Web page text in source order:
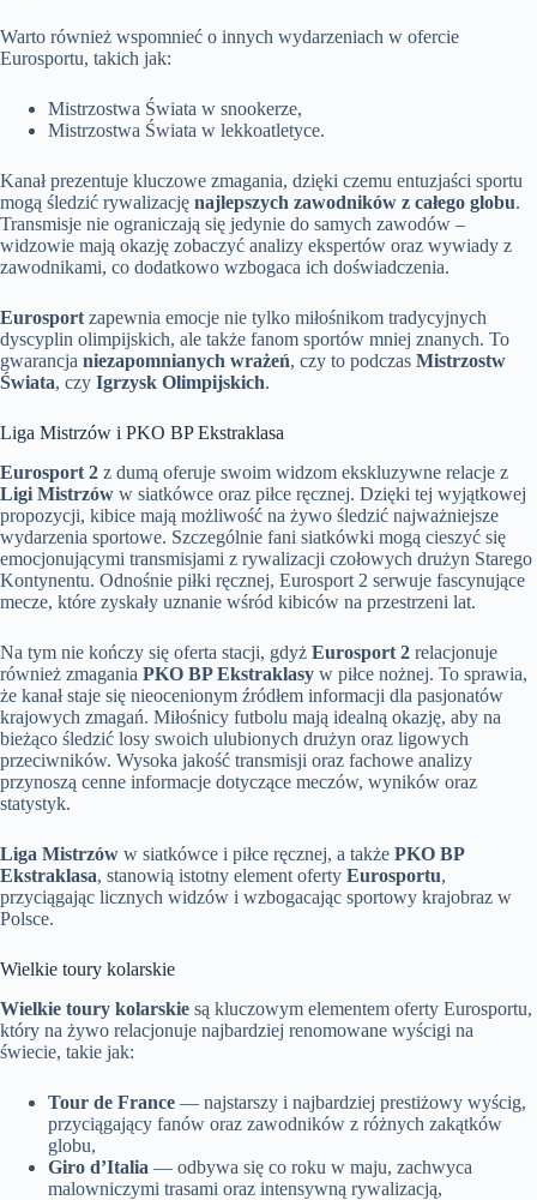
Warto również wspomnieć o innych wydarzeniach w ofercie
Eurosportu, takich jak:
Mistrzostwa Świata w snookerze,
Mistrzostwa Świata w lekkoatletyce.
Kanał prezentuje kluczowe zmagania, dzięki czemu entuzjaści sportu
mogą śledzić rywalizację najlepszych zawodników z całego globu.
Transmisje nie ograniczają się jedynie do samych zawodów –
widzowie mają okazję zobaczyć analizy ekspertów oraz wywiady z
zawodnikami, co dodatkowo wzbogaca ich doświadczenia.
Eurosport zapewnia emocje nie tylko miłośnikom tradycyjnych
dyscyplin olimpijskich, ale także fanom sportów mniej znanych. To
gwarancja niezapomnianych wrażeń, czy to podczas Mistrzostw
Świata, czy Igrzysk Olimpijskich.
Liga Mistrzów i PKO BP Ekstraklasa
Eurosport 2 z dumą oferuje swoim widzom ekskluzywne relacje z
Ligi Mistrzów w siatkówce oraz piłce ręcznej. Dzięki tej wyjątkowej
propozycji, kibice mają możliwość na żywo śledzić najważniejsze
wydarzenia sportowe. Szczególnie fani siatkówki mogą cieszyć się
emocjonującymi transmisjami z rywalizacji czołowych drużyn Starego
Kontynentu. Odnośnie piłki ręcznej, Eurosport 2 serwuje fascynujące
mecze, które zyskały uznanie wśród kibiców na przestrzeni lat.
Na tym nie kończy się oferta stacji, gdyż Eurosport 2 relacjonuje
również zmagania PKO BP Ekstraklasy w piłce nożnej. To sprawia,
że kanał staje się nieocenionym źródłem informacji dla pasjonatów
krajowych zmagań. Miłośnicy futbolu mają idealną okazję, aby na
bieżąco śledzić losy swoich ulubionych drużyn oraz ligowych
przeciwników. Wysoka jakość transmisji oraz fachowe analizy
przynoszą cenne informacje dotyczące meczów, wyników oraz
statystyk.
Liga Mistrzów w siatkówce i piłce ręcznej, a także PKO BP
Ekstraklasa, stanowią istotny element oferty Eurosportu,
przyciągając licznych widzów i wzbogacając sportowy krajobraz w
Polsce.
Wielkie toury kolarskie
Wielkie toury kolarskie są kluczowym elementem oferty Eurosportu,
który na żywo relacjonuje najbardziej renomowane wyścigi na
świecie, takie jak:
Tour de France — najstarszy i najbardziej prestiżowy wyścig,
przyciągający fanów oraz zawodników z różnych zakątków
globu,
Giro d’Italia — odbywa się co roku w maju, zachwyca
malowniczymi trasami oraz intensywną rywalizacją,